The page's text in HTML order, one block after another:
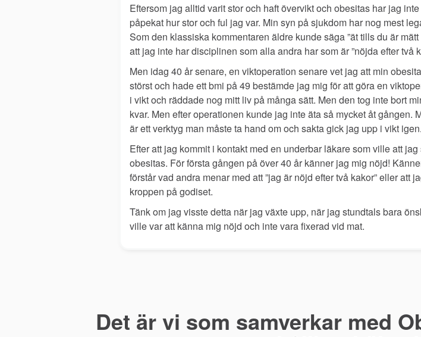
Eftersom jag alltid varit stor och haft övervikt och obesitas har jag
påpekat hur stor och ful jag var. Min syn på sjukdom har nog mest
Som den klassiska kommentaren äldre kunde säga ”ät tills du är
att jag inte har disciplinen som alla andra har som är ”nöjda efter två
Men idag 40 år senare, en viktoperation senare vet jag att min
störst och hade ett bmi på 49 bestämde jag mig för att göra en
i vikt och räddade nog mitt liv på många sätt. Men den tog inte bort
kvar. Men efter operationen kunde jag inte äta så mycket åt
är ett verktyg man måste ta hand om och sakta gick jag upp i vikt igen.
Efter att jag kommit i kontakt med en underbar läkare som ville att
obesitas. För första gången på över 40 år känner jag mig nöjd!
förstår vad andra menar med att ”jag är nöjd efter två kakor” eller
kroppen på godiset.
Tänk om jag visste detta när jag växte upp, när jag stundtals bara
ville var att känna mig nöjd och inte vara fixerad vid mat.
Det är vi som